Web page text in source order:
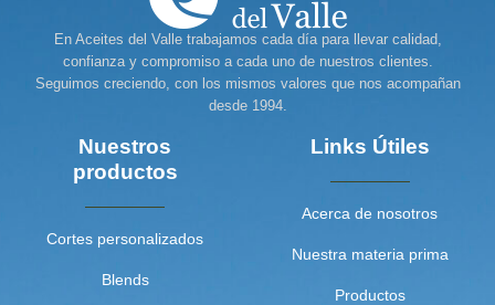
En Aceites del Valle trabajamos cada día para llevar calidad,
confianza y compromiso a cada uno de nuestros clientes.
Seguimos creciendo, con los mismos valores que nos acompañan
desde 1994.
Nuestros
productos
Cortes personalizados
Blends
Links Útiles
Acerca de nosotros
Nuestra materia prima
Productos